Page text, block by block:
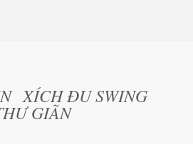
XÍCH ĐU SWING
GIÃN